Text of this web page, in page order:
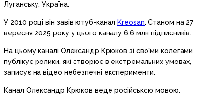
Луганську, Україна.
У 2010 році він завів ютуб-канал Kreosan. Станом на 27
вересня 2025 року у цього каналу 6,6 млн підписників.
На цьому каналі Олександр Крюков зі своїми колегами
публікує ролики, які створює в екстремальних умовах,
записує на відео небезпечні експерименти.
Канал Олександр Крюков веде російською мовою.